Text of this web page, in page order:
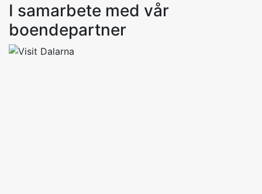
I samarbete med vår
boendepartner